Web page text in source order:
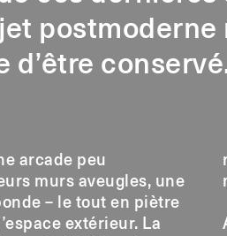
postmoderne
arcade peu
murs aveugles, une
– le tout en piètre
extérieur. La